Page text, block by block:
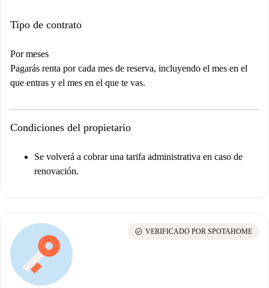
Tipo de contrato
Por meses
Pagarás renta por cada mes de reserva, incluyendo el mes en el
que entras y el mes en el que te vas.
Condiciones del propietario
Se volverá a cobrar una tarifa administrativa en caso de
renovación.
check_circle VERIFICADO POR SPOTAHOME